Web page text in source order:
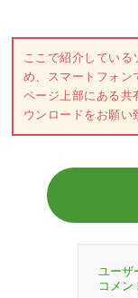
ここで紹介している
め、スマートフォン
ページ上部にある共
ウンロードをお願い
ユーザ
コメン